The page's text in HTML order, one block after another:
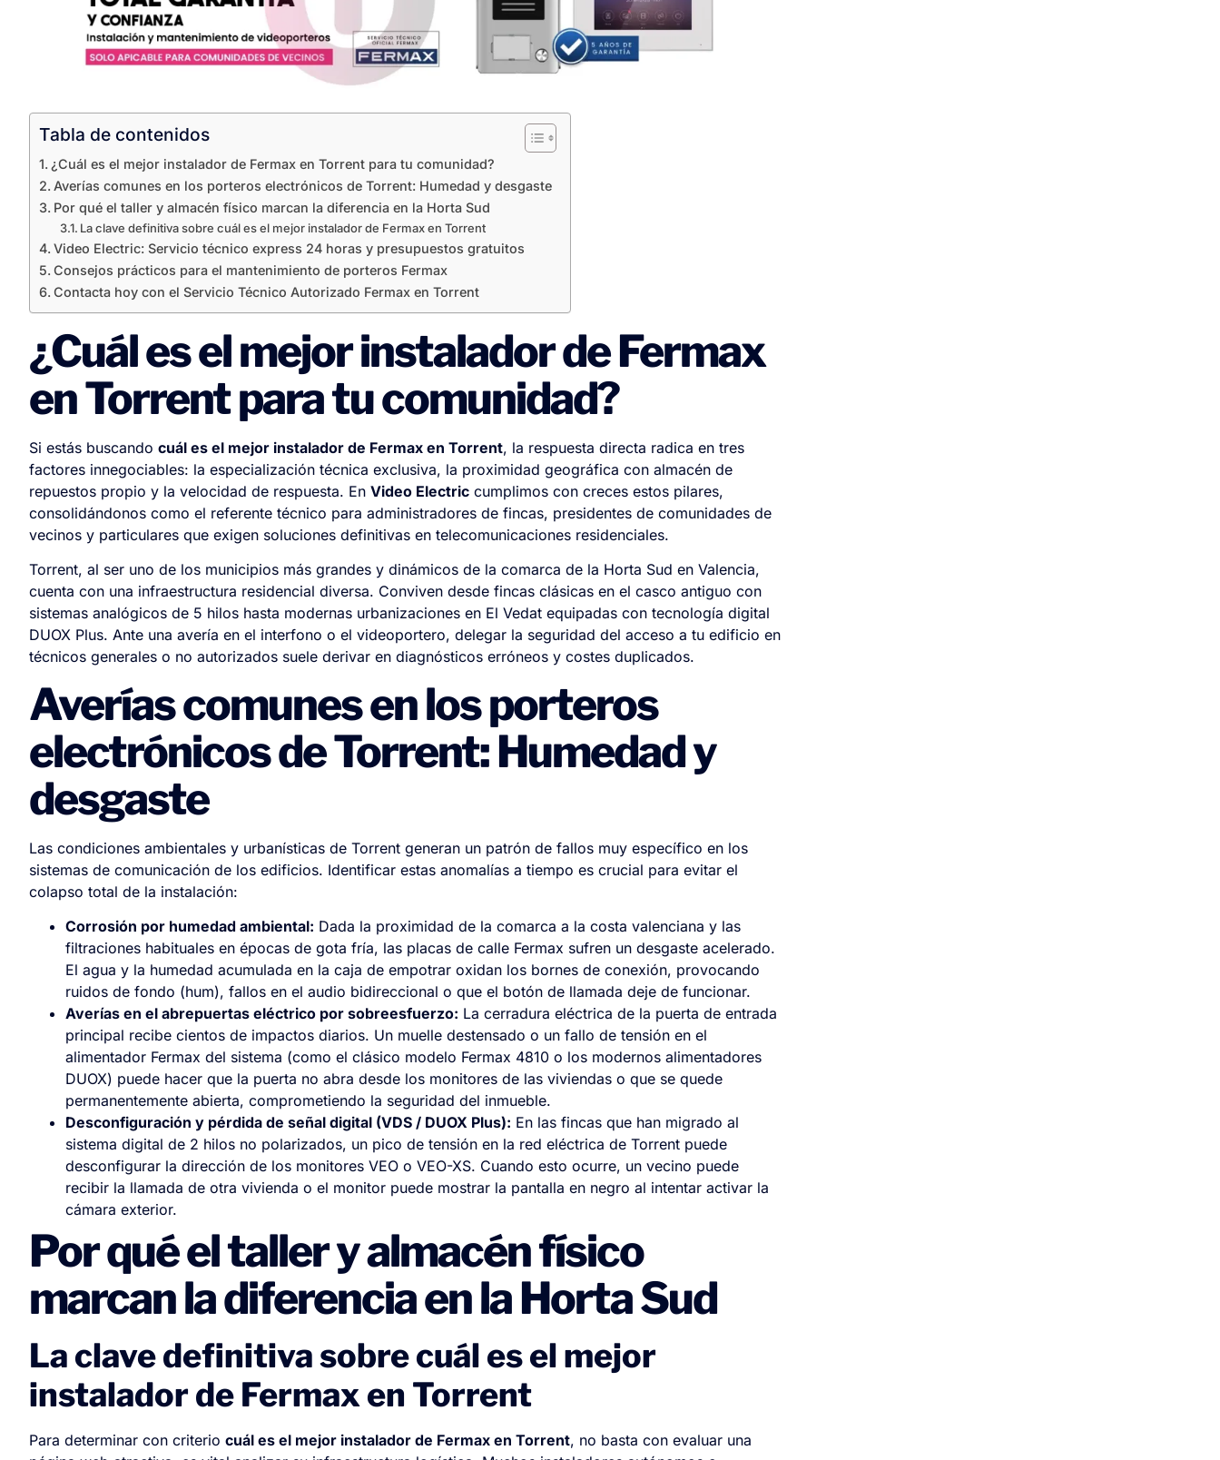
Tabla de contenidos
¿Cuál es el mejor instalador de Fermax en Torrent para tu comunidad?
Averías comunes en los porteros electrónicos de Torrent: Humedad y desgaste
Por qué el taller y almacén físico marcan la diferencia en la Horta Sud
La clave definitiva sobre cuál es el mejor instalador de Fermax en Torrent
Video Electric: Servicio técnico express 24 horas y presupuestos gratuitos
Consejos prácticos para el mantenimiento de porteros Fermax
Contacta hoy con el Servicio Técnico Autorizado Fermax en Torrent
¿Cuál es el mejor instalador de Fermax
en Torrent para tu comunidad?
Si estás buscando cuál es el mejor instalador de Fermax en Torrent, la respuesta directa radica en tres
factores innegociables: la especialización técnica exclusiva, la proximidad geográfica con almacén de
repuestos propio y la velocidad de respuesta. En Video Electric cumplimos con creces estos pilares,
consolidándonos como el referente técnico para administradores de fincas, presidentes de comunidades de
vecinos y particulares que exigen soluciones definitivas en telecomunicaciones residenciales.
Torrent, al ser uno de los municipios más grandes y dinámicos de la comarca de la Horta Sud en Valencia,
cuenta con una infraestructura residencial diversa. Conviven desde fincas clásicas en el casco antiguo con
sistemas analógicos de 5 hilos hasta modernas urbanizaciones en El Vedat equipadas con tecnología digital
DUOX Plus. Ante una avería en el interfono o el videoportero, delegar la seguridad del acceso a tu edificio en
técnicos generales o no autorizados suele derivar en diagnósticos erróneos y costes duplicados.
Averías comunes en los porteros
electrónicos de Torrent: Humedad y
desgaste
Las condiciones ambientales y urbanísticas de Torrent generan un patrón de fallos muy específico en los
sistemas de comunicación de los edificios. Identificar estas anomalías a tiempo es crucial para evitar el
colapso total de la instalación:
Corrosión por humedad ambiental: Dada la proximidad de la comarca a la costa valenciana y las
filtraciones habituales en épocas de gota fría, las placas de calle Fermax sufren un desgaste acelerado.
El agua y la humedad acumulada en la caja de empotrar oxidan los bornes de conexión, provocando
ruidos de fondo (hum), fallos en el audio bidireccional o que el botón de llamada deje de funcionar.
Averías en el abrepuertas eléctrico por sobreesfuerzo: La cerradura eléctrica de la puerta de entrada
principal recibe cientos de impactos diarios. Un muelle destensado o un fallo de tensión en el
alimentador Fermax del sistema (como el clásico modelo Fermax 4810 o los modernos alimentadores
DUOX) puede hacer que la puerta no abra desde los monitores de las viviendas o que se quede
permanentemente abierta, comprometiendo la seguridad del inmueble.
Desconfiguración y pérdida de señal digital (VDS / DUOX Plus): En las fincas que han migrado al
sistema digital de 2 hilos no polarizados, un pico de tensión en la red eléctrica de Torrent puede
desconfigurar la dirección de los monitores VEO o VEO-XS. Cuando esto ocurre, un vecino puede
recibir la llamada de otra vivienda o el monitor puede mostrar la pantalla en negro al intentar activar la
cámara exterior.
Por qué el taller y almacén físico
marcan la diferencia en la Horta Sud
La clave definitiva sobre cuál es el mejor
instalador de Fermax en Torrent
Para determinar con criterio cuál es el mejor instalador de Fermax en Torrent, no basta con evaluar una